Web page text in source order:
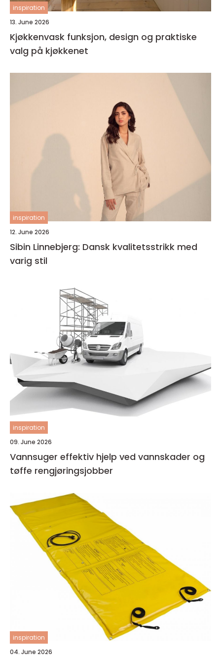
inspiration
13. June 2026
Kjøkkenvask funksjon, design og praktiske
valg på kjøkkenet
inspiration
12. June 2026
Sibin Linnebjerg: Dansk kvalitetsstrikk med
varig stil
inspiration
09. June 2026
Vannsuger effektiv hjelp ved vannskader og
tøffe rengjøringsjobber
inspiration
04. June 2026